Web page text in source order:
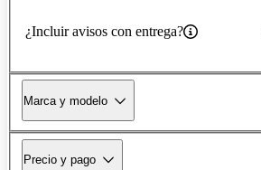
¿Incluir avisos con entrega?
Marca y modelo
Precio y pago